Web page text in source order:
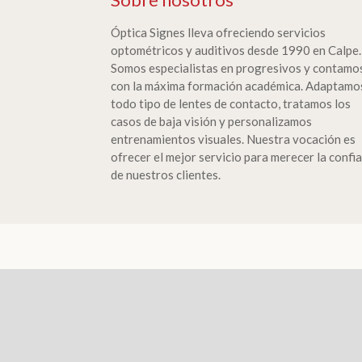
Óptica Signes lleva ofreciendo servicios
optométricos y auditivos desde 1990 en Calpe.
Somos especialistas en progresivos y
con la máxima formación académica.
todo tipo de lentes de contacto, tratamos los
casos de baja visión y personalizamos
entrenamientos visuales. Nuestra vocación es
ofrecer el mejor servicio para merecer la
de nuestros clientes.